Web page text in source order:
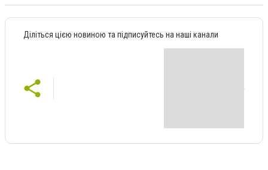
Діліться цією новиною та підписуйтесь на наші канали